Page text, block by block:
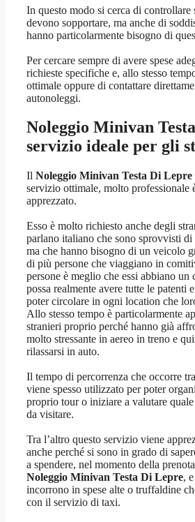
In questo modo si cerca di controllare
devono sopportare, ma anche di
hanno particolarmente bisogno di
Per cercare sempre di avere spese
richieste specifiche e, allo stesso
ottimale oppure di contattare
autonoleggi.
Noleggio Minivan
servizio ideale per gli
Il Noleggio Minivan Testa Di Lepre
servizio ottimale, molto professionale
apprezzato.
Esso è molto richiesto anche degli
parlano italiano che sono sprovvisti di
ma che hanno bisogno di un veicolo
di più persone che viaggiano in
persone è meglio che essi abbiano un
possa realmente avere tutte le patenti
poter circolare in ogni location che
Allo stesso tempo è particolarmente
stranieri proprio perché hanno già
molto stressante in aereo in treno e
rilassarsi in auto.
Il tempo di percorrenza che occorre
viene spesso utilizzato per poter
proprio tour o iniziare a valutare
da visitare.
Tra l’altro questo servizio viene
anche perché si sono in grado di
a spendere, nel momento della
Noleggio Minivan Testa Di Lepre,
incorrono in spese alte o truffaldine
con il servizio di taxi.